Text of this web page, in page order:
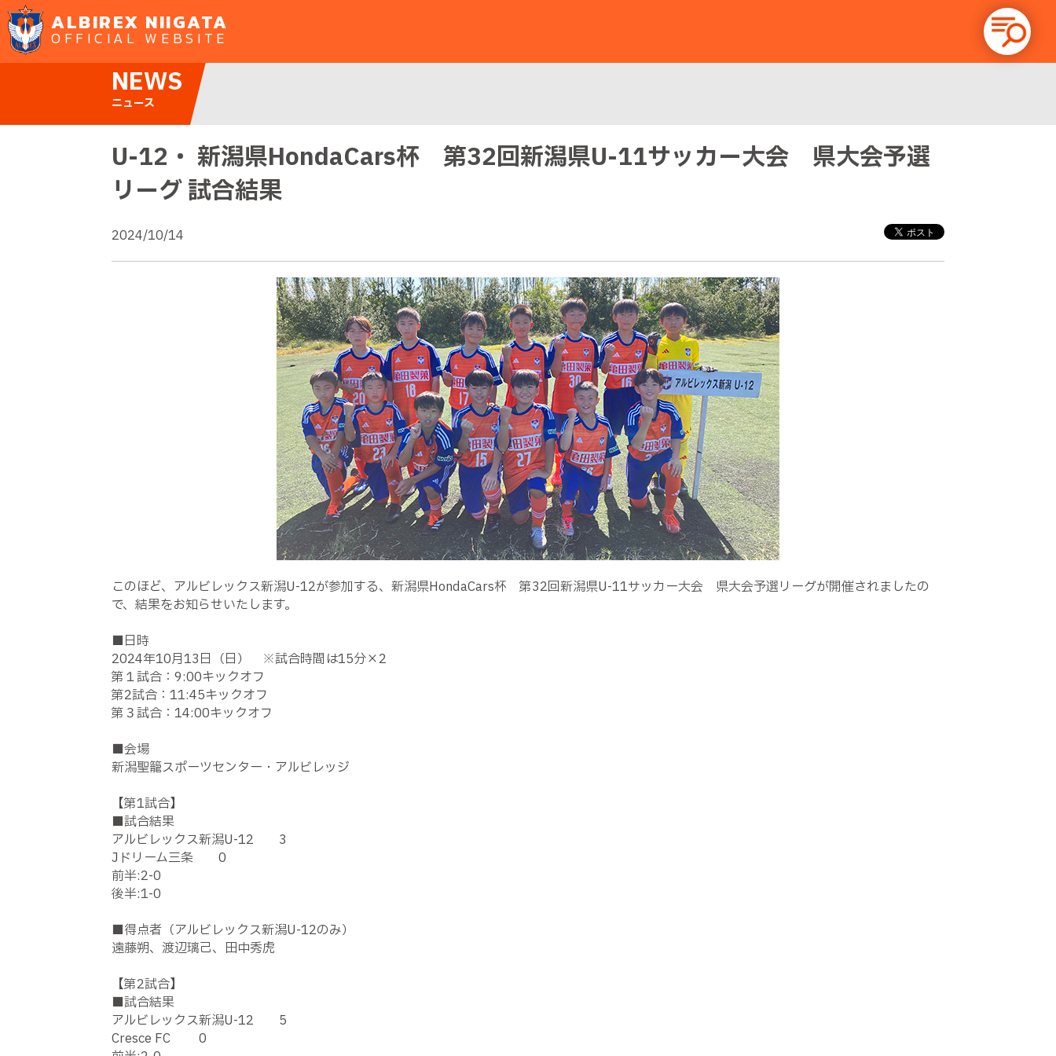
ALBIREX NIIGATA
OFFICIAL WEBSITE
NEWS
ニュース
U-12・ 新潟県HondaCars杯 第32回新潟県U-11サッカー大会 県大会予選
リーグ 試合結果
2024/10/14
このほど、アルビレックス新潟U-12が参加する、新潟県HondaCars杯 第32回新潟県U-11サッカー大会 県大会予選リーグが開催されましたの
で、結果をお知らせいたします。
■日時
2024年10月13日（日） ※試合時間は15分×2
第１試合：9:00キックオフ
第2試合：11:45キックオフ
第３試合：14:00キックオフ
■会場
新潟聖籠スポーツセンター・アルビレッジ
【第1試合】
■試合結果
アルビレックス新潟U-12 3
Jドリーム三条 0
前半:2-0
後半:1-0
■得点者（アルビレックス新潟U-12のみ）
遠藤朔、渡辺璃己、田中秀虎
【第2試合】
■試合結果
アルビレックス新潟U-12 5
Cresce FC 0